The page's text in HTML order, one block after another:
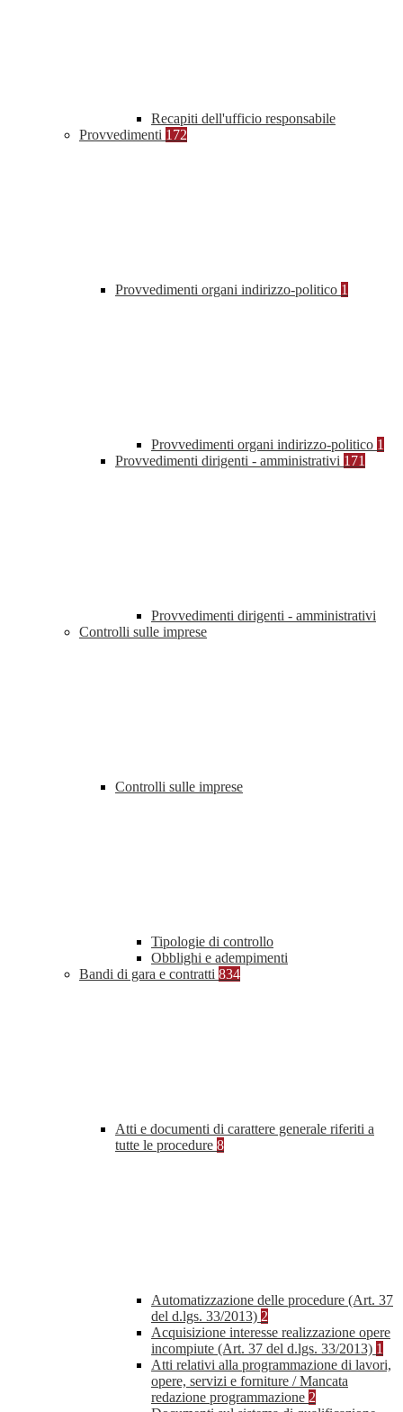
Recapiti dell'ufficio responsabile
Provvedimenti 172
Provvedimenti organi indirizzo-politico 1
Provvedimenti organi indirizzo-politico 1
Provvedimenti dirigenti - amministrativi 171
Provvedimenti dirigenti - amministrativi
Controlli sulle imprese
Controlli sulle imprese
Tipologie di controllo
Obblighi e adempimenti
Bandi di gara e contratti 834
Atti e documenti di carattere generale riferiti a
tutte le procedure 8
Automatizzazione delle procedure (Art. 37
del d.lgs. 33/2013) 2
Acquisizione interesse realizzazione opere
incompiute (Art. 37 del d.lgs. 33/2013) 1
Atti relativi alla programmazione di lavori,
opere, servizi e forniture / Mancata
redazione programmazione 2